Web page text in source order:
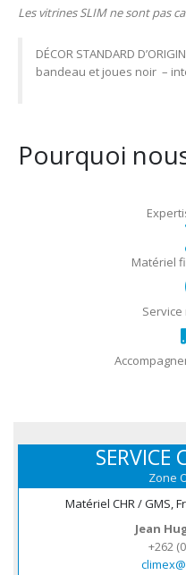
Les vitrines SLIM ne sont pas
DÉCOR STANDARD
bandeau et joues noir –
Pourquoi
Matériel
SERVICE
Zone
Matériel CHR / GMS,
Jean
+262